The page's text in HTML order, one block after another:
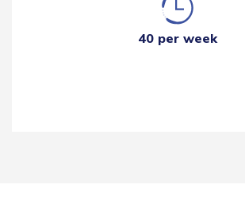
40 per week